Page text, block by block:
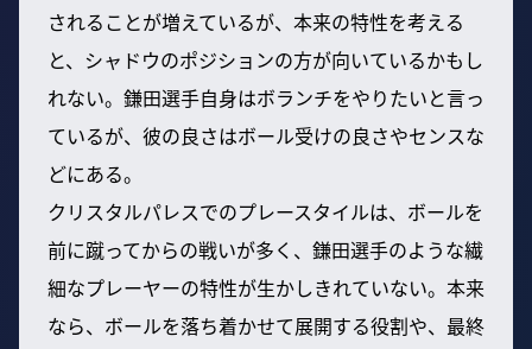
されることが増えているが、本来の特性を考える
と、シャドウのポジションの方が向いているかもし
れない。鎌田選手自身はボランチをやりたいと言っ
ているが、彼の良さはボール受けの良さやセンスな
どにある。
クリスタルパレスでのプレースタイルは、ボールを
前に蹴ってからの戦いが多く、鎌田選手のような繊
細なプレーヤーの特性が生かしきれていない。本来
なら、ボールを落ち着かせて展開する役割や、最終